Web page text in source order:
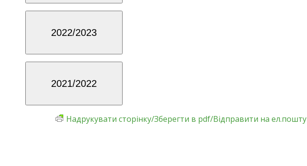
2022/2023
2021/2022
Надрукувати сторінку/Зберегти в pdf/Відправити на ел.пошту